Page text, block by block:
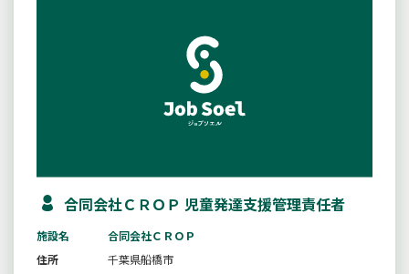
合同会社ＣＲＯＰ 児童発達支援管理責任者
施設名
合同会社ＣＲＯＰ
住所
千葉県船橋市